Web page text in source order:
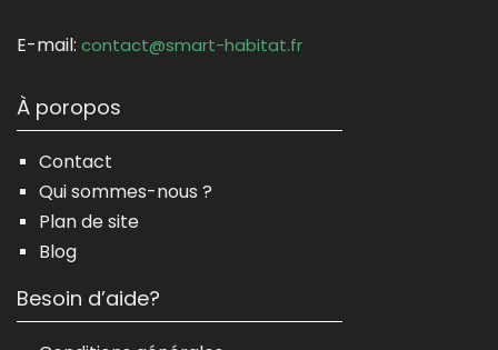
E-mail: contact@smart-habitat.fr
À poropos
Contact
Qui sommes-nous ?
Plan de site
Blog
Besoin d’aide?